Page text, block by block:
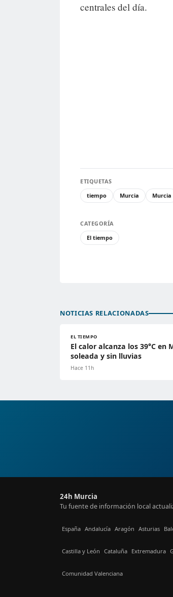
centrales del día.
ETIQUETAS
tiempo
Murcia Murcia
CATEGORÍA
El tiempo
NOTICIAS RELACIONADAS
EL TIEMPO
El calor alcanza los 39°C en
soleada y sin lluvias
Hace 11h
24h Murcia
Tu fuente de información local
España Andalucía Aragón Asturias
Castilla y León Cataluña Extremadura
Comunidad Valenciana